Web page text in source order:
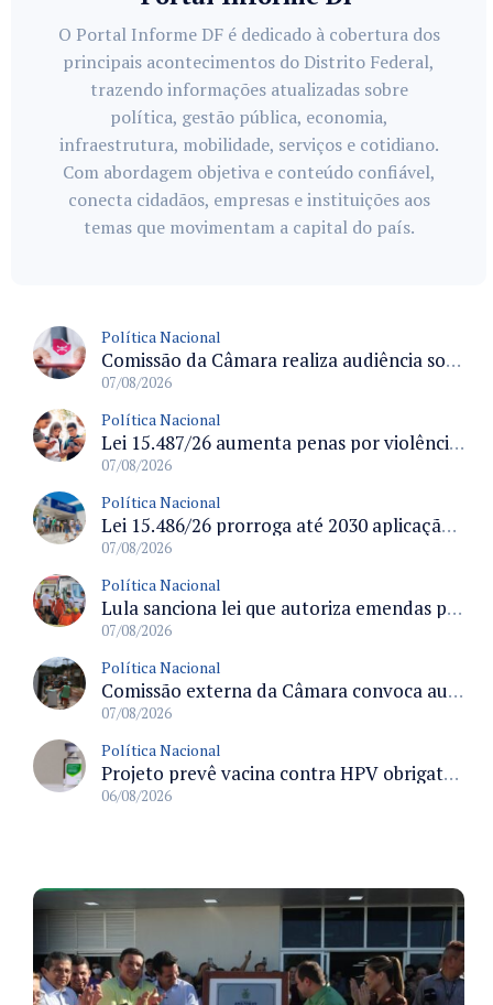
O Portal Informe DF é dedicado à cobertura dos
principais acontecimentos do Distrito Federal,
trazendo informações atualizadas sobre
política, gestão pública, economia,
infraestrutura, mobilidade, serviços e cotidiano.
Com abordagem objetiva e conteúdo confiável,
conecta cidadãos, empresas e instituições aos
temas que movimentam a capital do país.
Política Nacional
Comissão da Câmara realiza audiência sobre apostas online para medir o tamanho do mercado ilegal
07/08/2026
Política Nacional
Lei 15.487/26 aumenta penas por violência sexual digital contra crianças e adolescentes e autoriza ronda virtual para investigação
07/08/2026
Política Nacional
Lei 15.486/26 prorroga até 2030 aplicação do FGTS em crédito para hospitais filantrópicos e santas casas
07/08/2026
Política Nacional
Lula sanciona lei que autoriza emendas parlamentares para atendimento pré-hospitalar pelos bombeiros
07/08/2026
Política Nacional
Comissão externa da Câmara convoca audiência pública sobre chuvas na Zona da Mata de Minas Gerais e impactos em Juiz de Fora
07/08/2026
Política Nacional
Projeto prevê vacina contra HPV obrigatória e testes moleculares para rastreamento do câncer do colo do útero
06/08/2026